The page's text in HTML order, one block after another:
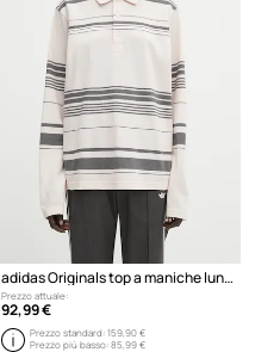
adidas Originals top a maniche lunghe in cotone x Wales Bonner Polo
Prezzo attuale:
92,99 €
Prezzo standard:159,90 €
Prezzo più basso:85,99 €